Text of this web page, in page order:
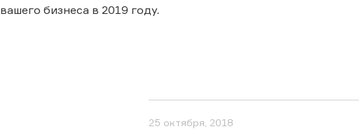
вашего бизнеса в 2019 году.
25 октября, 2018